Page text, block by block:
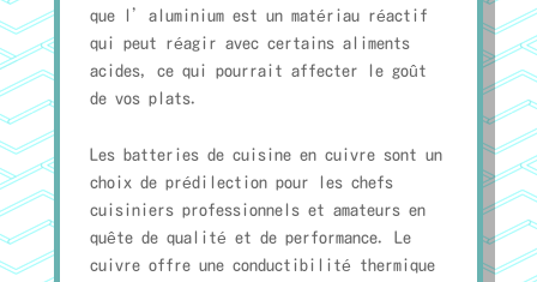
que l’aluminium est un matériau réactif
qui peut réagir avec certains aliments
acides, ce qui pourrait affecter le goût
de vos plats.
Les batteries de cuisine en cuivre sont un
choix de prédilection pour les chefs
cuisiniers professionnels et amateurs en
quête de qualité et de performance. Le
cuivre offre une conductibilité thermique